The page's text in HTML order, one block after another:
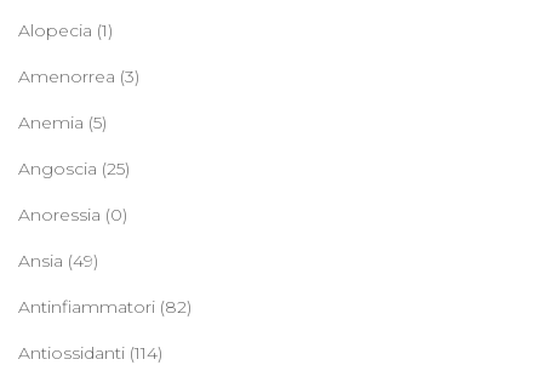
Alopecia (1)
Amenorrea (3)
Anemia (5)
Angoscia (25)
Anoressia (0)
Ansia (49)
Antinfiammatori (82)
Antiossidanti (114)